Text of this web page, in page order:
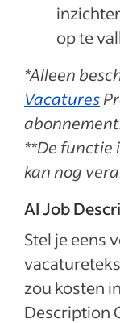
op te
*Alleen
Vacatures
**De functie
kan nog
AI Job
Stel je eens
zou kosten
Description